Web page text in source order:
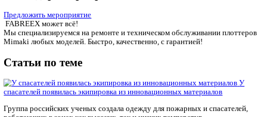
розовый оттенок. Этот тон универсален и может сочетаться
цветовой палитрой. Особенно эффектно он выглядит с белым,
чайного дерева, коричневым и сиреневым.
#инновации
FABREEX может всё!
Мы специализируемся на ремонте и техническом